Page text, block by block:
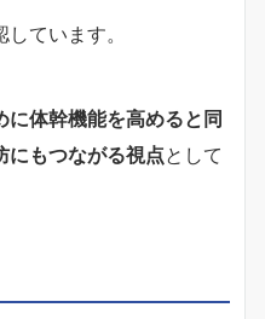
ています。
に体幹機能を高めると同
にもつながる視点として